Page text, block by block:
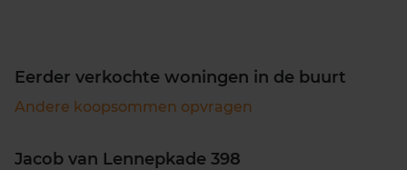
Eerder verkochte woningen in de buurt
Andere koopsommen opvragen
Jacob van Lennepkade 398